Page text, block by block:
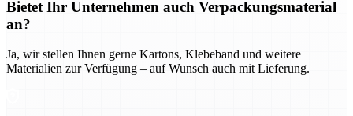
Bietet Ihr Unternehmen auch Verpackungsmaterial
an?
Ja, wir stellen Ihnen gerne Kartons, Klebeband und weitere
Materialien zur Verfügung – auf Wunsch auch mit Lieferung.